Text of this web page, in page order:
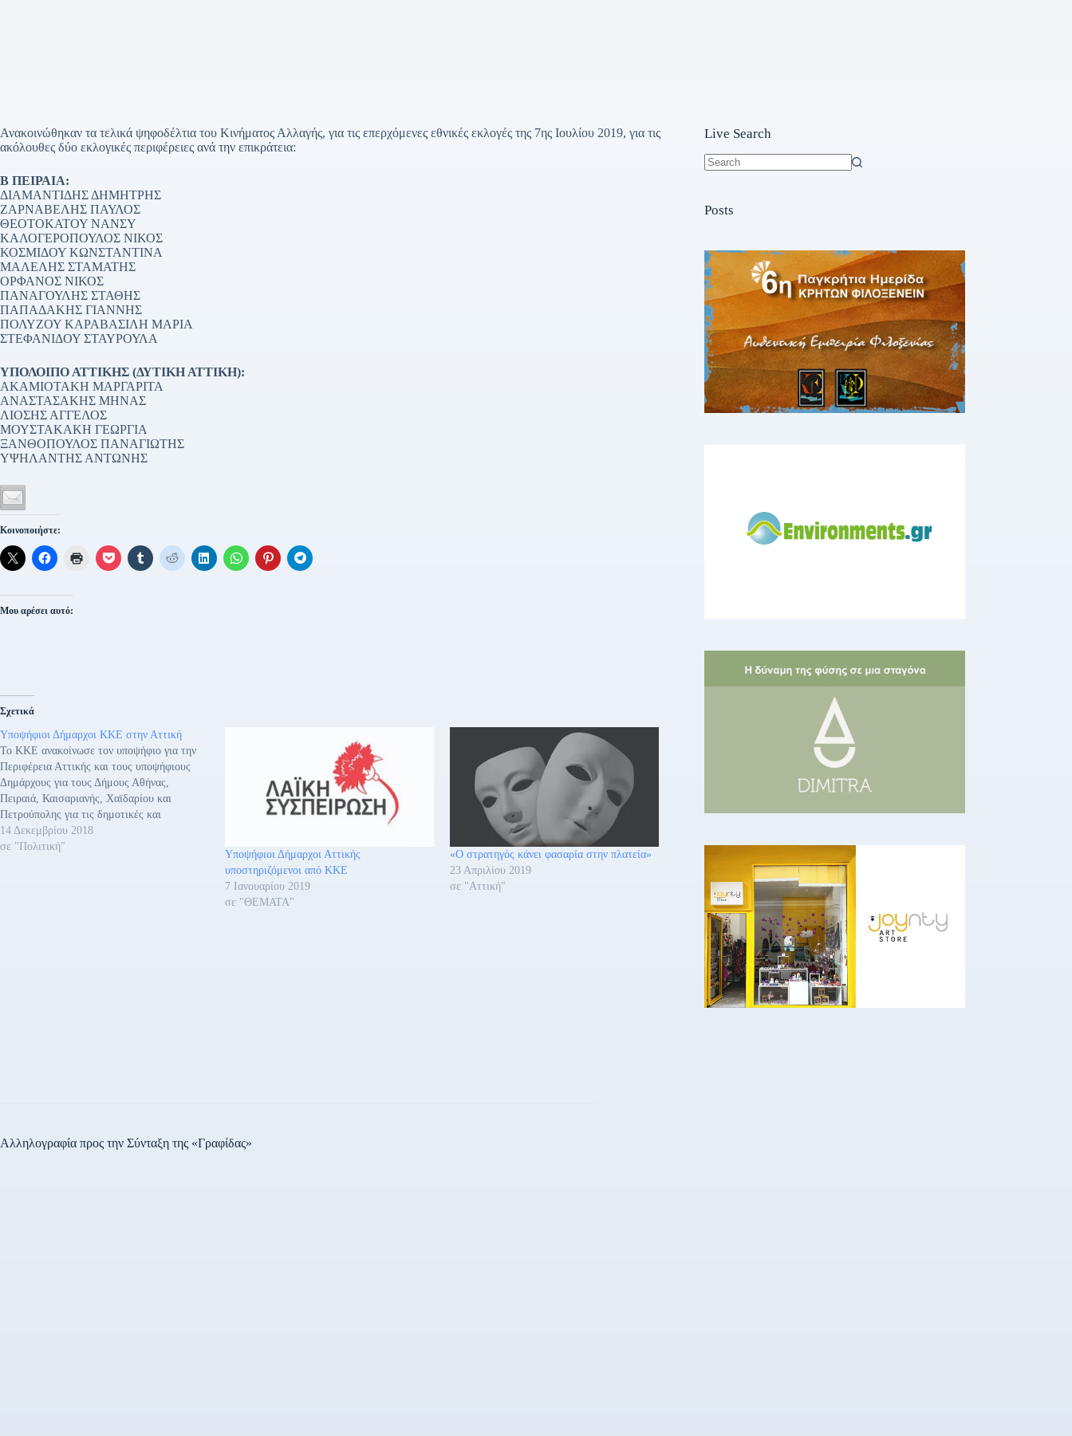
Ανακοινώθηκαν τα τελικά ψηφοδέλτια του Κινήματος Αλλαγής, για τις επερχόμενες εθνικές εκλογές της 7ης Ιουλίου 2019, για τις
ακόλουθες δύο εκλογικές περιφέρειες ανά την επικράτεια:
Β ΠΕΙΡΑΙΑ:
ΔΙΑΜΑΝΤΙΔΗΣ ΔΗΜΗΤΡΗΣ
ΖΑΡΝΑΒΕΛΗΣ ΠΑΥΛΟΣ
ΘΕΟΤΟΚΑΤΟΥ ΝΑΝΣΥ
ΚΑΛΟΓΕΡΟΠΟΥΛΟΣ ΝΙΚΟΣ
ΚΟΣΜΙΔΟΥ ΚΩΝΣΤΑΝΤΙΝΑ
ΜΑΛΕΛΗΣ ΣΤΑΜΑΤΗΣ
ΟΡΦΑΝΟΣ ΝΙΚΟΣ
ΠΑΝΑΓΟΥΛΗΣ ΣΤΑΘΗΣ
ΠΑΠΑΔΑΚΗΣ ΓΙΑΝΝΗΣ
ΠΟΛΥΖΟΥ ΚΑΡΑΒΑΣΙΛΗ ΜΑΡΙΑ
ΣΤΕΦΑΝΙΔΟΥ ΣΤΑΥΡΟΥΛΑ
ΥΠΟΛΟΙΠΟ ΑΤΤΙΚΗΣ (ΔΥΤΙΚΗ ΑΤΤΙΚΗ):
ΑΚΑΜΙΟΤΑΚΗ ΜΑΡΓΑΡΙΤΑ
ΑΝΑΣΤΑΣΑΚΗΣ ΜΗΝΑΣ
ΛΙΟΣΗΣ ΑΓΓΕΛΟΣ
ΜΟΥΣΤΑΚΑΚΗ ΓΕΩΡΓΙΑ
ΞΑΝΘΟΠΟΥΛΟΣ ΠΑΝΑΓΙΩΤΗΣ
ΥΨΗΛΑΝΤΗΣ ΑΝΤΩΝΗΣ
Κοινοποιήστε:
Μου αρέσει αυτό:
Σχετικά
Υποψήφιοι Δήμαρχοι ΚΚΕ στην Αττική
Το ΚΚΕ ανακοίνωσε τον υποψήφιο για την
Περιφέρεια Αττικής και τους υποψήφιους
Δημάρχους για τους Δήμους Αθήνας,
Πειραιά, Καισαριανής, Χαϊδαρίου και
Πετρούπολης για τις δημοτικές και
περιφερειακές εκλογές. - Για την Περιφέρεια
Αττικής: Υποψήφιος Περιφερειάρχης θα είναι
14 Δεκεμβρίου 2018
σε "Πολιτική"
Υποψήφιοι Δήμαρχοι Αττικής
υποστηριζόμενοι από ΚΚΕ
7 Ιανουαρίου 2019
σε "ΘΕΜΑΤΑ"
«Ο στρατηγός κάνει φασαρία στην πλατεία»
23 Απριλίου 2019
σε "Αττική"
Live Search
Posts
Αλληλογραφία προς την Σύνταξη της «Γραφίδας»